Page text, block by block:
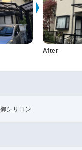
After
シリコン